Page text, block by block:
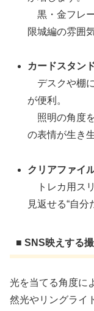
黒・金フレ
限城編の雰囲
カードスタン
デスクや棚
が便利。
照明の角度
の表情が生き
クリアファイ
トレカ用ス
見返せる“自分
■ SNS映えする
光を当てる角度に
然光やリングライ